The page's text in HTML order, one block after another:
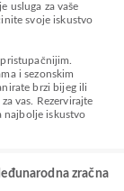
usluga za vaše
svoje iskustvo
i sezonskim
brzi bijeg ili
vas. Rezervirajte
najbolje iskustvo
zračna